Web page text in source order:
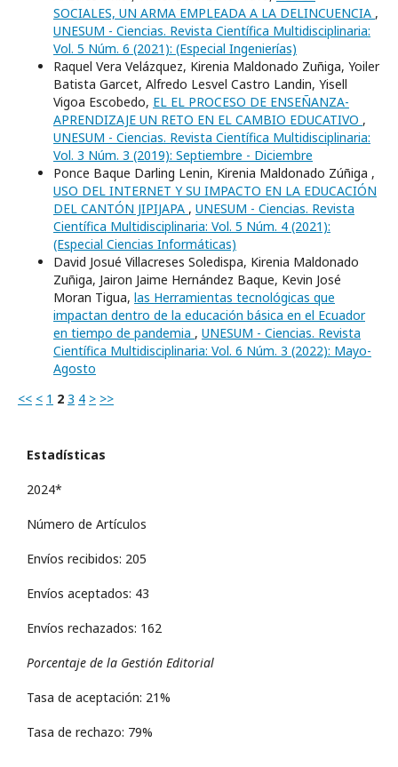
SOCIALES, UN ARMA EMPLEADA A LA DELINCUENCIA ,
UNESUM - Ciencias. Revista Científica Multidisciplinaria:
Vol. 5 Núm. 6 (2021): (Especial Ingenierí­as)
Raquel Vera Velázquez, Kirenia Maldonado Zuñiga, Yoiler
Batista Garcet, Alfredo Lesvel Castro Landin, Yisell
Vigoa Escobedo, EL EL PROCESO DE ENSEÑANZA-
APRENDIZAJE UN RETO EN EL CAMBIO EDUCATIVO ,
UNESUM - Ciencias. Revista Científica Multidisciplinaria:
Vol. 3 Núm. 3 (2019): Septiembre - Diciembre
Ponce Baque Darling Lenin, Kirenia Maldonado Zúñiga ,
USO DEL INTERNET Y SU IMPACTO EN LA EDUCACIÓN
DEL CANTÓN JIPIJAPA , UNESUM - Ciencias. Revista
Científica Multidisciplinaria: Vol. 5 Núm. 4 (2021):
(Especial Ciencias Informáticas)
David Josué Villacreses Soledispa, Kirenia Maldonado
Zuñiga, Jairon Jaime Hernández Baque, Kevin José
Moran Tigua, las Herramientas tecnológicas que
impactan dentro de la educación básica en el Ecuador
en tiempo de pandemia , UNESUM - Ciencias. Revista
Científica Multidisciplinaria: Vol. 6 Núm. 3 (2022): Mayo-
Agosto
<< < 1 2 3 4 > >>
Estadísticas
2024*
Número de Artículos
Envíos recibidos: 205
Envíos aceptados: 43
Envíos rechazados: 162
Porcentaje de la Gestión Editorial
Tasa de aceptación: 21%
Tasa de rechazo: 79%